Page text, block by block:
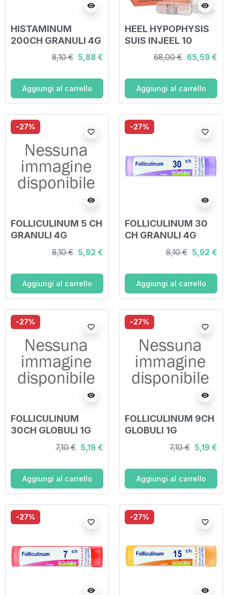
visibility
HISTAMINUM
200CH GRANULI 4G
8,10 € 5,88 €
Aggiungi al carrello
visibility
HEEL HYPOPHYSIS
SUIS INJEEL 10
68,00 € 65,59 €
Aggiungi al carrello
-27%
visibility
favorite_border
FOLLICULINUM 5 CH
GRANULI 4G
8,10 € 5,92 €
Aggiungi al carrello
-27%
visibility
favorite_border
FOLLICULINUM 30
CH GRANULI 4G
8,10 € 5,92 €
Aggiungi al carrello
-27%
visibility
favorite_border
FOLLICULINUM
30CH GLOBULI 1G
7,10 € 5,19 €
Aggiungi al carrello
-27%
visibility
favorite_border
FOLLICULINUM 9CH
GLOBULI 1G
7,10 € 5,19 €
Aggiungi al carrello
-27%
visibility
favorite_border
-27%
visibility
favorite_border